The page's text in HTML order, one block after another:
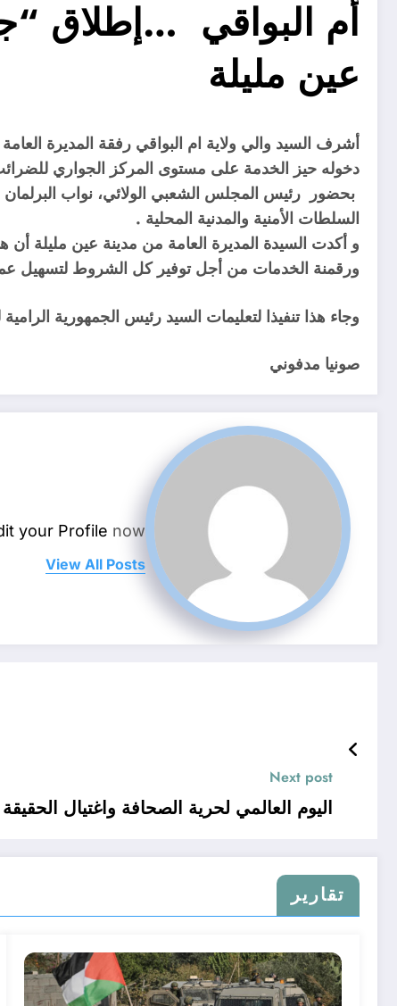
أم البواقي …إطلاق
عين مليلة
دخوله حيز الخدمة على مستوى المركز الجواري
بحضور رئيس المجلس الشعبي الولائي، نواب البرلمان
السلطات الأمنية والمدنية المحلية .
و أكدت السيدة المديرة العامة من مدينة عين مليلة
ورقمنة الخدمات من أجل توفير كل الشروط لتسهيل عملية
وجاء هذا تنفيذا لتعليمات السيد رئيس الجمهورية الرامية
صونيا مدفوني
your Profile now.
View All Posts
Next post
اليوم العالمي لحرية الصحافة واغتيال
تقارير